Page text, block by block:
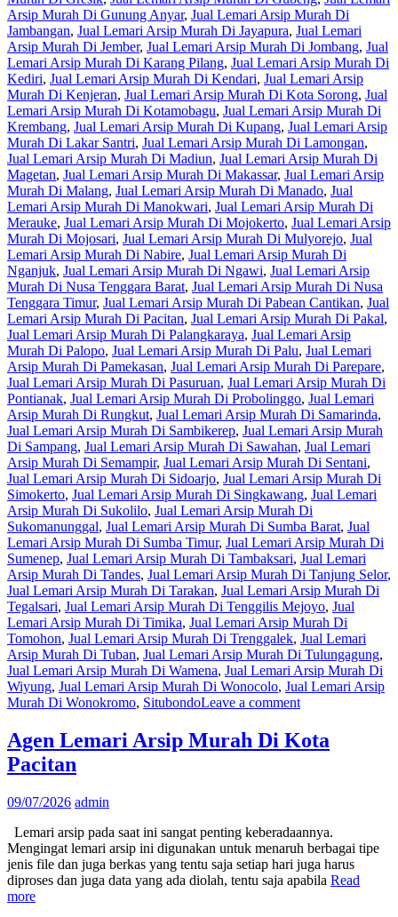
Arsip Murah Di Gunung Anyar, Jual Lemari Arsip Murah Di
Jambangan, Jual Lemari Arsip Murah Di Jayapura, Jual Lemari
Arsip Murah Di Jember, Jual Lemari Arsip Murah Di Jombang, Jual
Lemari Arsip Murah Di Karang Pilang, Jual Lemari Arsip Murah Di
Kediri, Jual Lemari Arsip Murah Di Kendari, Jual Lemari Arsip
Murah Di Kenjeran, Jual Lemari Arsip Murah Di Kota Sorong, Jual
Lemari Arsip Murah Di Kotamobagu, Jual Lemari Arsip Murah Di
Krembang, Jual Lemari Arsip Murah Di Kupang, Jual Lemari Arsip
Murah Di Lakar Santri, Jual Lemari Arsip Murah Di Lamongan,
Jual Lemari Arsip Murah Di Madiun, Jual Lemari Arsip Murah Di
Magetan, Jual Lemari Arsip Murah Di Makassar, Jual Lemari Arsip
Murah Di Malang, Jual Lemari Arsip Murah Di Manado, Jual
Lemari Arsip Murah Di Manokwari, Jual Lemari Arsip Murah Di
Merauke, Jual Lemari Arsip Murah Di Mojokerto, Jual Lemari Arsip
Murah Di Mojosari, Jual Lemari Arsip Murah Di Mulyorejo, Jual
Lemari Arsip Murah Di Nabire, Jual Lemari Arsip Murah Di
Nganjuk, Jual Lemari Arsip Murah Di Ngawi, Jual Lemari Arsip
Murah Di Nusa Tenggara Barat, Jual Lemari Arsip Murah Di Nusa
Tenggara Timur, Jual Lemari Arsip Murah Di Pabean Cantikan, Jual
Lemari Arsip Murah Di Pacitan, Jual Lemari Arsip Murah Di Pakal,
Jual Lemari Arsip Murah Di Palangkaraya, Jual Lemari Arsip
Murah Di Palopo, Jual Lemari Arsip Murah Di Palu, Jual Lemari
Arsip Murah Di Pamekasan, Jual Lemari Arsip Murah Di Parepare,
Jual Lemari Arsip Murah Di Pasuruan, Jual Lemari Arsip Murah Di
Pontianak, Jual Lemari Arsip Murah Di Probolinggo, Jual Lemari
Arsip Murah Di Rungkut, Jual Lemari Arsip Murah Di Samarinda,
Jual Lemari Arsip Murah Di Sambikerep, Jual Lemari Arsip Murah
Di Sampang, Jual Lemari Arsip Murah Di Sawahan, Jual Lemari
Arsip Murah Di Semampir, Jual Lemari Arsip Murah Di Sentani,
Jual Lemari Arsip Murah Di Sidoarjo, Jual Lemari Arsip Murah Di
Simokerto, Jual Lemari Arsip Murah Di Singkawang, Jual Lemari
Arsip Murah Di Sukolilo, Jual Lemari Arsip Murah Di
Sukomanunggal, Jual Lemari Arsip Murah Di Sumba Barat, Jual
Lemari Arsip Murah Di Sumba Timur, Jual Lemari Arsip Murah Di
Sumenep, Jual Lemari Arsip Murah Di Tambaksari, Jual Lemari
Arsip Murah Di Tandes, Jual Lemari Arsip Murah Di Tanjung Selor,
Jual Lemari Arsip Murah Di Tarakan, Jual Lemari Arsip Murah Di
Tegalsari, Jual Lemari Arsip Murah Di Tenggilis Mejoyo, Jual
Lemari Arsip Murah Di Timika, Jual Lemari Arsip Murah Di
Tomohon, Jual Lemari Arsip Murah Di Trenggalek, Jual Lemari
Arsip Murah Di Tuban, Jual Lemari Arsip Murah Di Tulungagung,
Jual Lemari Arsip Murah Di Wamena, Jual Lemari Arsip Murah Di
Wiyung, Jual Lemari Arsip Murah Di Wonocolo, Jual Lemari Arsip
Murah Di Wonokromo, SitubondoLeave a comment
Agen Lemari Arsip Murah Di Kota
Pacitan
09/07/2026 admin
Lemari arsip pada saat ini sangat penting keberadaannya.
Mengingat lemari arsip ini digunakan untuk menaruh berbagai tipe
jenis file dan juga berkas yang tentu saja setiap hari juga harus
diproses dan juga data yang ada diolah, tentu saja apabila Read
more